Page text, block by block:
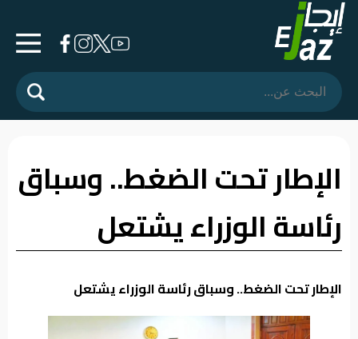
الرئيسية
المشهد
فرشة
الأسواق
رأي
وموقف
الفيديوهات
الإطار تحت الضغط.. وسباق
رئاسة الوزراء يشتعل
الإطار تحت الضغط.. وسباق رئاسة الوزراء يشتعل